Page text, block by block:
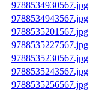
9788534930567.jpg
9788534943567.jpg
9788535201567.jpg
9788535227567.jpg
9788535230567.jpg
9788535243567.jpg
9788535256567.jpg